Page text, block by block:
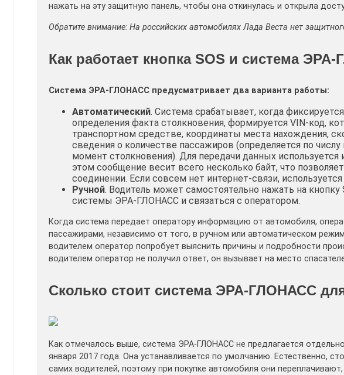
нажать на эту защитную панель, чтобы она откинулась и открыла
Обратите внимание: На российских автомобилях Лада Веста нет
Как работает кнопка SOS и система
Система ЭРА-ГЛОНАСС предусматривает два варианта работы:
Автоматический. Система срабатывает, когда
определения факта столкновения, формируется VIN-код,
транспортном средстве, координаты места нахождения,
сведения о количестве пассажиров (определяется по
момент столкновения). Для передачи данных
этом сообщение весит всего несколько байт, что
соединении. Если совсем нет интернет-связи,
Ручной. Водитель может самостоятельно нажать на кнопку
системы ЭРА-ГЛОНАСС и связаться с оператором.
Когда система передает оператору информацию от автомобиля,
пассажирами, независимо от того, в ручном или автоматическом
водителем оператор попробует выяснить причины и подробности
водителем оператор не получил ответ, он вызывает на место
Сколько стоит система ЭРА-ГЛОНАСС
Как отмечалось выше, система ЭРА-ГЛОНАСС не предлагается
января 2017 года. Она устанавливается по умолчанию. Естественно,
самих водителей, поэтому при покупке автомобиля они